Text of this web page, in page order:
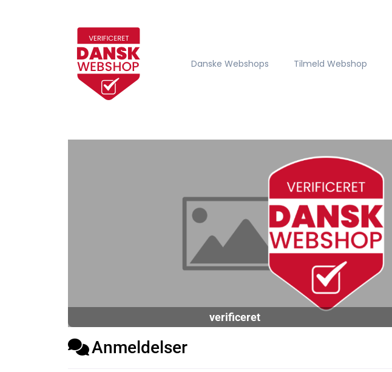
Danske Webshops Tilmeld Webshop
verificeret
Anmeldelser